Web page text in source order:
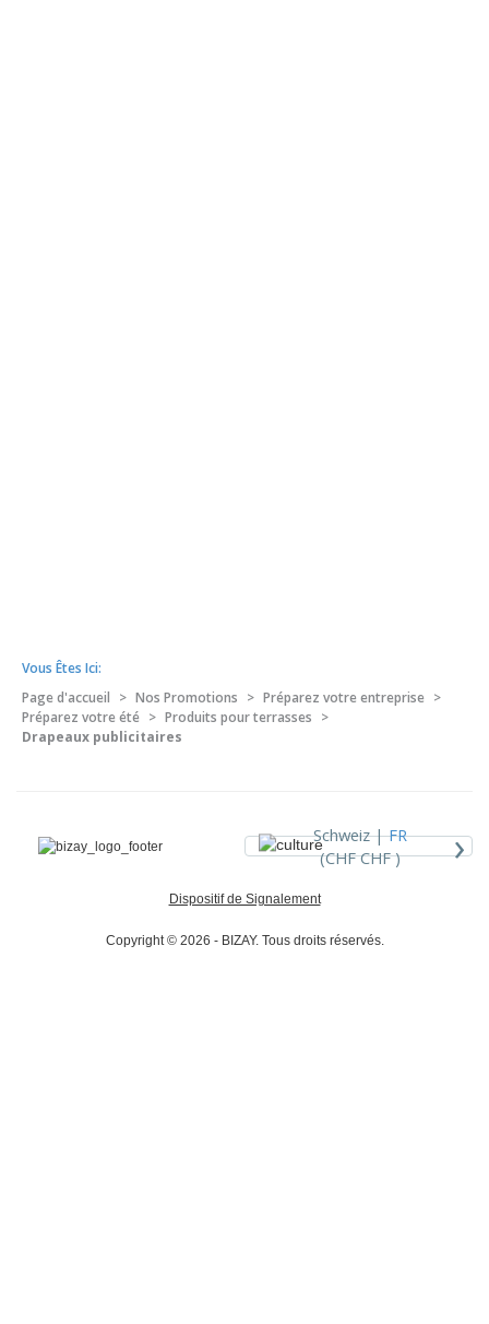
Vous Êtes Ici:
Page d'accueil > Nos Promotions > Préparez votre entreprise >
Préparez votre été > Produits pour terrasses >
Drapeaux publicitaires
Schweiz |FR
(CHF CHF )
›
Dispositif de Signalement
Copyright © 2026 - BIZAY. Tous droits réservés.